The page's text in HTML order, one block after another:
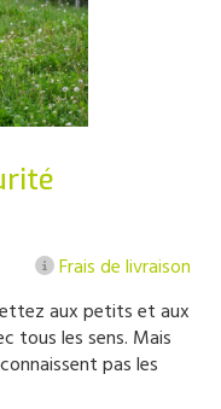
Frais de livraison
aux petits et aux
tous les sens. Mais
pas les